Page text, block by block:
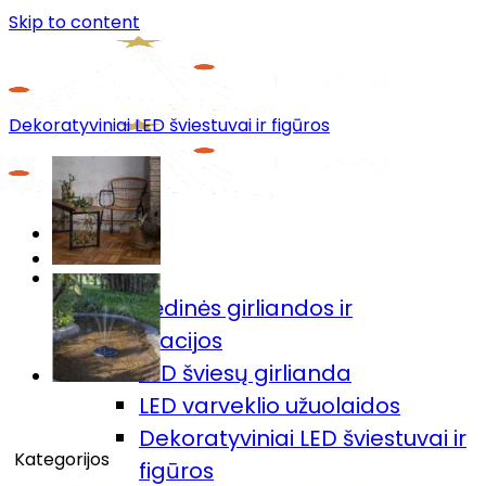
Skip to content
Menu
Prekių katalogas
🎄Kalėdinės girliandos ir
dekoracijos
LED šviesų girlianda
LED varveklio užuolaidos
Dekoratyviniai LED šviestuvai ir
figūros
Dekoratyviniai LED šviestuvai ir figūros
Kategorijos